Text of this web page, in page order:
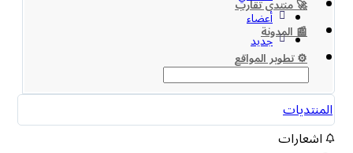
🚀 منتدى تقارب
📰 المدونة
⚙️ تطوير المواقع
أعضاء
جديد
المنتديات
اشعارات